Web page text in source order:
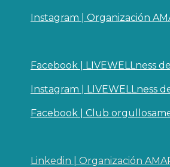
Instagram | Organización
Facebook | LIVEWELLness
Instagram | LIVEWELLness
Facebook | Club
Linkedin | O​rganización